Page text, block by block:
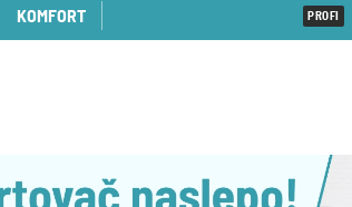
KOMFORT